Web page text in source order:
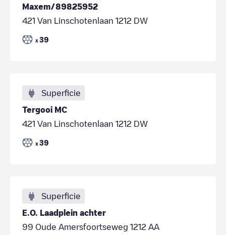
Maxem/89825952
421 Van Linschotenlaan 1212 DW
x 39
Superficie
Tergooi MC
421 Van Linschotenlaan 1212 DW
x 39
Superficie
E.O. Laadplein achter
99 Oude Amersfoortseweg 1212 AA